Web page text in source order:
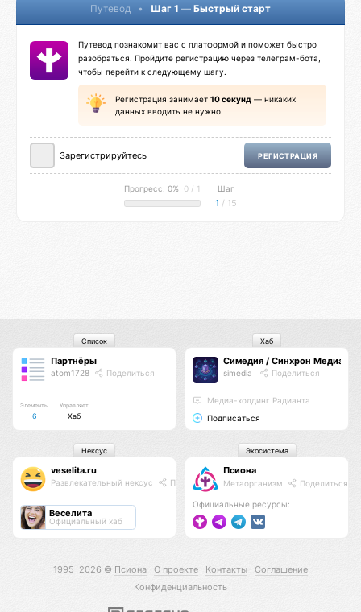
Путевод • Шаг 1 — Быстрый старт
Путевод познакомит вас с платформой и поможет быстро
разобраться. Пройдите регистрацию через телеграм-бота,
чтобы перейти к следующему шагу.
Регистрация занимает 10 секунд — никаких
данных вводить не нужно.
Зарегистрируйтесь РЕГИСТРАЦИЯ
Прогресс: 0% 0 / 1 Шаг
1 / 15
Партнёры
atom1728 Поделиться
Элементы
6
Управляет
Хаб
Список
Симедия / Синхрон Медиа
simedia Поделиться
Медиа-холдинг Радианта
Подписаться
Хаб
veselita.ru
Развлекательный нексус Поделиться
Веселита
Официальный хаб
Нексус
Псиона
Метаорганизм Поделиться
Официальные ресурсы:
Экосистема
1995–2026 © Псиона О проекте Контакты
Соглашение
Конфиденциальность